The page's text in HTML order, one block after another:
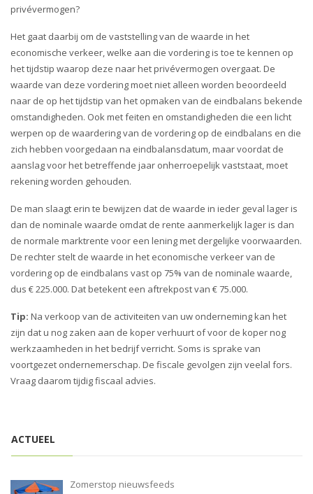
privévermogen?
Het gaat daarbij om de vaststelling van de waarde in het
economische verkeer, welke aan die vordering is toe te kennen op
het tijdstip waarop deze naar het privévermogen overgaat. De
waarde van deze vordering moet niet alleen worden beoordeeld
naar de op het tijdstip van het opmaken van de eindbalans bekende
omstandigheden. Ook met feiten en omstandigheden die een licht
werpen op de waardering van de vordering op de eindbalans en die
zich hebben voorgedaan na eindbalansdatum, maar voordat de
aanslag voor het betreffende jaar onherroepelijk vaststaat, moet
rekening worden gehouden.
De man slaagt erin te bewijzen dat de waarde in ieder geval lager is
dan de nominale waarde omdat de rente aanmerkelijk lager is dan
de normale marktrente voor een lening met dergelijke voorwaarden.
De rechter stelt de waarde in het economische verkeer van de
vordering op de eindbalans vast op 75% van de nominale waarde,
dus € 225.000. Dat betekent een aftrekpost van € 75.000.
Tip: Na verkoop van de activiteiten van uw onderneming kan het
zijn dat u nog zaken aan de koper verhuurt of voor de koper nog
werkzaamheden in het bedrijf verricht. Soms is sprake van
voortgezet ondernemerschap. De fiscale gevolgen zijn veelal fors.
Vraag daarom tijdig fiscaal advies.
ACTUEEL
Zomerstop nieuwsfeeds